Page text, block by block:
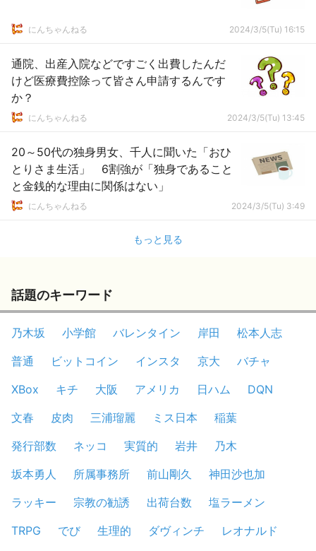
にんちゃんねる 2024/3/5(Tu) 16:15
通院、出産入院などですごく出費したんだ
けど医療費控除って皆さん申請するんです
か？
にんちゃんねる 2024/3/5(Tu) 13:45
20～50代の独身男女、千人に聞いた「おひ
とりさま生活」 6割強が「独身であること
と金銭的な理由に関係はない」
にんちゃんねる 2024/3/5(Tu) 3:49
もっと見る
話題のキーワード
乃木坂 小学館 バレンタイン 岸田
松本人志
普通
ビットコイン インスタ 京大
バチャ
XBox
キチ 大阪 アメリカ 日ハム
DQN
文春
皮肉 三浦瑠麗 ミス日本
稲葉
発行部数
ネッコ 実質的 岩井
乃木
坂本勇人
所属事務所 前山剛久
神田沙也加
ラッキー
宗教の勧誘 出荷台数
塩ラーメン
TRPG
でび 生理的 ダヴィンチ
レオナルド